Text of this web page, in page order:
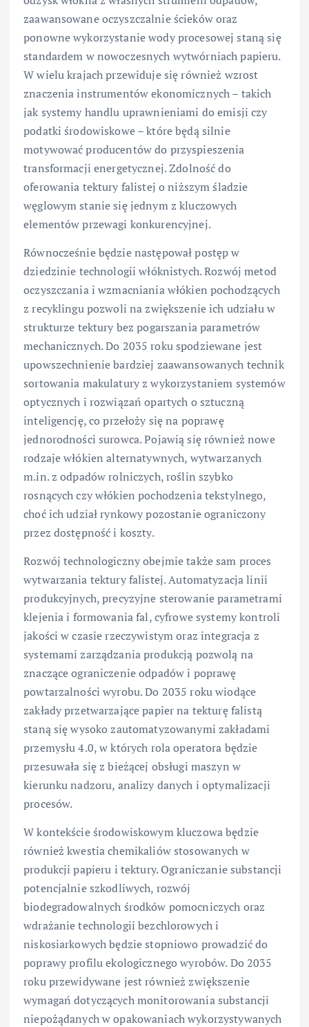
zaawansowane oczyszczalnie ścieków oraz
ponowne wykorzystanie wody procesowej staną się
standardem w nowoczesnych wytwórniach papieru.
W wielu krajach przewiduje się również wzrost
znaczenia instrumentów ekonomicznych – takich
jak systemy handlu uprawnieniami do emisji czy
podatki środowiskowe – które będą silnie
motywować producentów do przyspieszenia
transformacji energetycznej. Zdolność do
oferowania tektury falistej o niższym śladzie
węglowym stanie się jednym z kluczowych
elementów przewagi konkurencyjnej.
Równocześnie będzie następował postęp w
dziedzinie technologii włóknistych. Rozwój metod
oczyszczania i wzmacniania włókien pochodzących
z recyklingu pozwoli na zwiększenie ich udziału w
strukturze tektury bez pogarszania parametrów
mechanicznych. Do 2035 roku spodziewane jest
upowszechnienie bardziej zaawansowanych technik
sortowania makulatury z wykorzystaniem systemów
optycznych i rozwiązań opartych o sztuczną
inteligencję, co przełoży się na poprawę
jednorodności surowca. Pojawią się również nowe
rodzaje włókien alternatywnych, wytwarzanych
m.in. z odpadów rolniczych, roślin szybko
rosnących czy włókien pochodzenia tekstylnego,
choć ich udział rynkowy pozostanie ograniczony
przez dostępność i koszty.
Rozwój technologiczny obejmie także sam proces
wytwarzania tektury falistej. Automatyzacja linii
produkcyjnych, precyzyjne sterowanie parametrami
klejenia i formowania fal, cyfrowe systemy kontroli
jakości w czasie rzeczywistym oraz integracja z
systemami zarządzania produkcją pozwolą na
znaczące ograniczenie odpadów i poprawę
powtarzalności wyrobu. Do 2035 roku wiodące
zakłady przetwarzające papier na tekturę falistą
staną się wysoko zautomatyzowanymi zakładami
przemysłu 4.0, w których rola operatora będzie
przesuwała się z bieżącej obsługi maszyn w
kierunku nadzoru, analizy danych i optymalizacji
procesów.
W kontekście środowiskowym kluczowa będzie
również kwestia chemikaliów stosowanych w
produkcji papieru i tektury. Ograniczanie substancji
potencjalnie szkodliwych, rozwój
biodegradowalnych środków pomocniczych oraz
wdrażanie technologii bezchlorowych i
niskosiarkowych będzie stopniowo prowadzić do
poprawy profilu ekologicznego wyrobów. Do 2035
roku przewidywane jest również zwiększenie
wymagań dotyczących monitorowania substancji
niepożądanych w opakowaniach wykorzystywanych